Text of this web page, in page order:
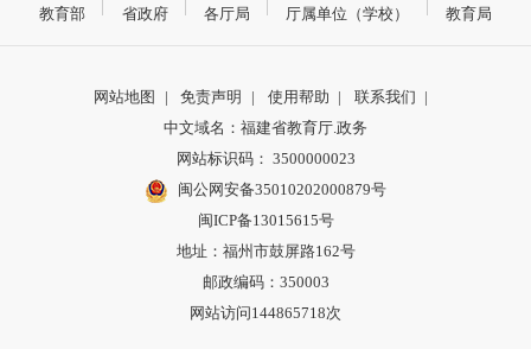
教育部 省政府 各厅局 厅属单位（学校） 教育局
网站地图 | 免责声明 | 使用帮助 | 联系我们 |
中文域名：福建省教育厅.政务
网站标识码： 3500000023
闽公网安备35010202000879号
闽ICP备13015615号
地址：福州市鼓屏路162号
邮政编码：350003
网站访问144865718次